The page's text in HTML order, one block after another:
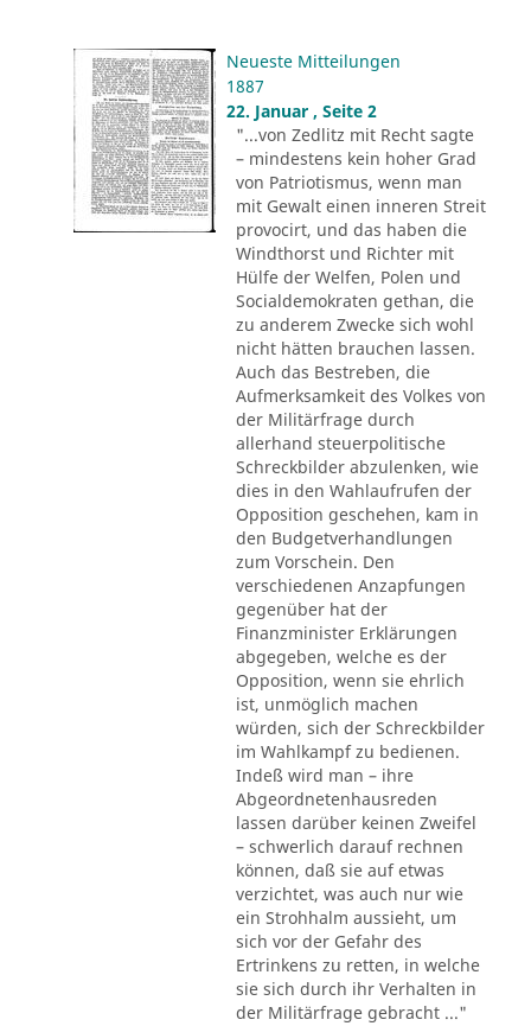
Neueste Mitteilungen
1887
22. Januar , Seite 2
"...von Zedlitz mit Recht sagte
– mindestens kein hoher Grad
von Patriotismus, wenn man
mit Gewalt einen inneren Streit
provocirt, und das haben die
Windthorst und Richter mit
Hülfe der Welfen, Polen und
Socialdemokraten gethan, die
zu anderem Zwecke sich wohl
nicht hätten brauchen lassen.
Auch das Bestreben, die
Aufmerksamkeit des Volkes von
der Militärfrage durch
allerhand steuerpolitische
Schreckbilder abzulenken, wie
dies in den Wahlaufrufen der
Opposition geschehen, kam in
den Budgetverhandlungen
zum Vorschein. Den
verschiedenen Anzapfungen
gegenüber hat der
Finanzminister Erklärungen
abgegeben, welche es der
Opposition, wenn sie ehrlich
ist, unmöglich machen
würden, sich der Schreckbilder
im Wahlkampf zu bedienen.
Indeß wird man – ihre
Abgeordnetenhausreden
lassen darüber keinen Zweifel
– schwerlich darauf rechnen
können, daß sie auf etwas
verzichtet, was auch nur wie
ein Strohhalm aussieht, um
sich vor der Gefahr des
Ertrinkens zu retten, in welche
sie sich durch ihr Verhalten in
der Militärfrage gebracht ..."